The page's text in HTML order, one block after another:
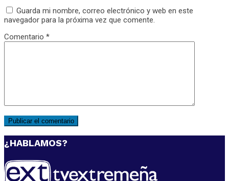
Guarda mi nombre, correo electrónico y web en este
navegador para la próxima vez que comente.
Comentario *
¿HABLAMOS?